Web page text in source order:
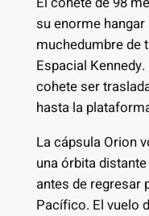
su enorme
muchedumbre de
Espacial
cohete ser
hasta la
La cápsula Orion
una órbita
antes de regresar
Pacífico. El vuelo